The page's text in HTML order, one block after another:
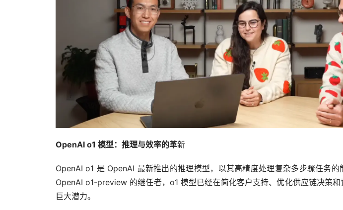
OpenAI o1 模型：推理与效率的革新
OpenAI o1 是 OpenAI 最新推出的推理模型，以其高精度处理复杂多步骤任务
OpenAI o1-preview 的继任者，o1 模型已经在简化客户支持、优化供应链决策
巨大潜力。